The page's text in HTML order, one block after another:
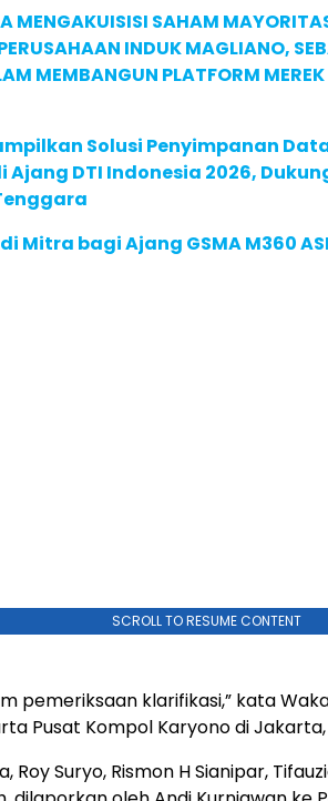
MENGAKUISISI SAHAM
INDUK MAGLIANO,
MEMBANGUN PLATFORM
Solusi Penyimpanan
Ajang DTI Indonesia 2026,
Mitra bagi Ajang GSMA M360
SCROLL TO RESUME CONTENT
pemeriksaan klarifikasi,” kata
Pusat Kompol Karyono di
Roy Suryo, Rismon H Sianipar,